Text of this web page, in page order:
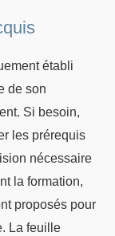
établi
de son
Si besoin,
les prérequis
nécessaire
la formation,
proposés pour
La feuille